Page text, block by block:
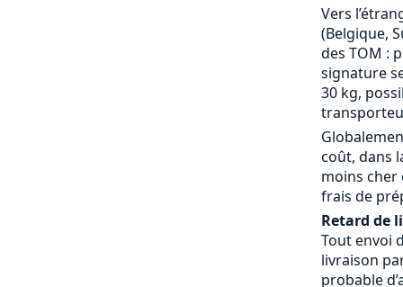
Vers
(Belgique,
des TOM :
signature
30 kg,
coût, dans
moins cher
frais de
Retard de
Tout envoi
livraison
probable